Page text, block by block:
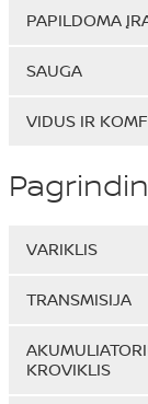
PAPILDOMA
SAUGA
VIDUS IR
VARIKLIS
TRANSMISIJA
KROVIKLIS